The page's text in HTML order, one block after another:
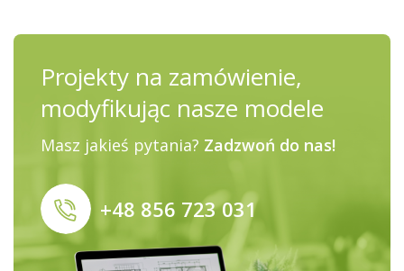
Projekty na zamówienie,
modyfikując nasze modele
Masz jakieś pytania? Zadzwoń do nas!
+48 856 723 031